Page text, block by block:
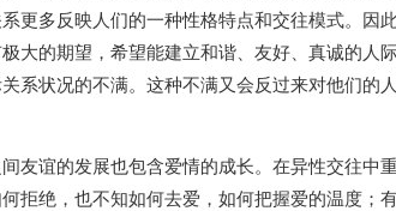
更多反映人们的一种性格特点和交往模式。因
大的期望，希望能建立和谐、友好、真诚的人
系状况的不满。这种不满又会反过来对他们的
友谊的发展也包含爱情的成长。在异性交往中
拒绝，也不知如何去爱，如何把握爱的温度；